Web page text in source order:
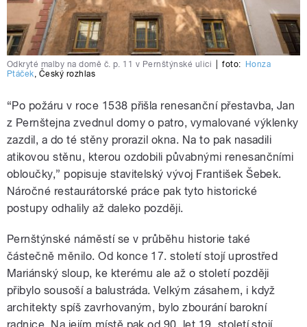
Odkryté malby na domě č. p. 11 v Pernštýnské ulici foto: Honza
Ptáček, Český rozhlas
“Po požáru v roce 1538 přišla renesanční přestavba, Jan
z Pernštejna zvednul domy o patro, vymalované výklenky
zazdil, a do té stěny prorazil okna. Na to pak nasadili
atikovou stěnu, kterou ozdobili půvabnými renesančními
obloučky,” popisuje stavitelský vývoj František Šebek.
Náročné restaurátorské práce pak tyto historické
postupy odhalily až daleko později.
Pernštýnské náměstí se v průběhu historie také
částečně měnilo. Od konce 17. století stojí uprostřed
Mariánský sloup, ke kterému ale až o století později
přibylo sousoší a balustráda. Velkým zásahem, i když
architekty spíš zavrhovaným, bylo zbourání barokní